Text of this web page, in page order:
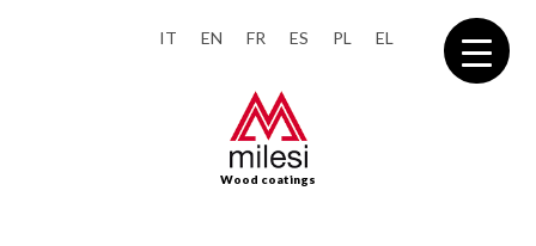
IT EN FR ES PL EL
Wood coatings